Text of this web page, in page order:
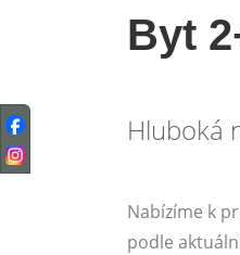
Byt
Hluboká
Nabízíme k
podle